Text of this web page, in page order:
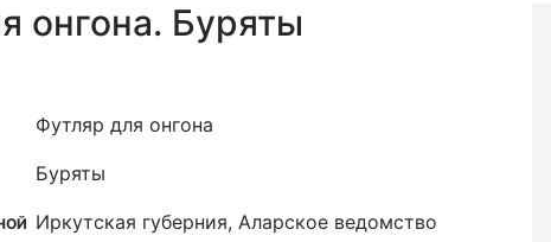
онгона. Буряты
Футляр для онгона
Буряты
Иркутская губерния, Аларское ведомство